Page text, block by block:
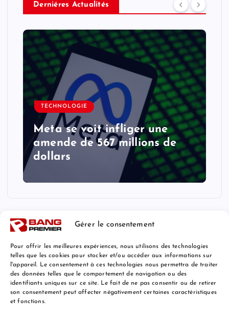
Gérer le consentement
Pour offrir les meilleures expériences, nous utilisons des technologies
telles que les cookies pour stocker et/ou accéder aux informations sur
l'appareil. Le consentement à ces technologies nous permettra de traiter
des données telles que le comportement de navigation ou des
identifiants uniques sur ce site. Le fait de ne pas consentir ou de retirer
son consentement peut affecter négativement certaines caractéristiques
et fonctions.
Derniéres Actualités
TECHNOLOGIE
Meta se voit infliger une
amende de 567 millions de
dollars
Mentions Légales